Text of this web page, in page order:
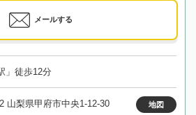
メールする
」徒歩12分
山梨県甲府市中央1-12-30 地図